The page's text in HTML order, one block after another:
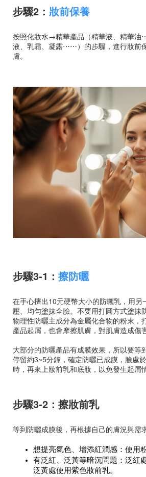
步驟2： 妝前保養
按照化妝水→精華產品（精華液、精華
液、乳霜、凝露⋯⋯）的步驟，進行妝前
膚。
步驟3-1： 擦防曬
在手心擠出10元硬幣大小的防曬乳，用另
壓、均勻塗抹全臉。不要用打圓方式塗抹
物理性防曬主成分為金屬化合物的粉末，
產品起屑，也會摩擦肌膚，對肌膚造成傷害
大部分的防曬產品有成膜效果，所以要等
停留約3~5分鐘，確定防曬已成膜，臉處
時，再來上妝前乳和底妝，以免發生起屑情
步驟3-2：擦妝前乳
等到防曬成膜後，再根據自己的膚況與需
想提亮氣色、增添紅潤感：使用
有泛紅、泛黃等暗沉問題：泛紅
泛黃處使用紫色妝前乳。